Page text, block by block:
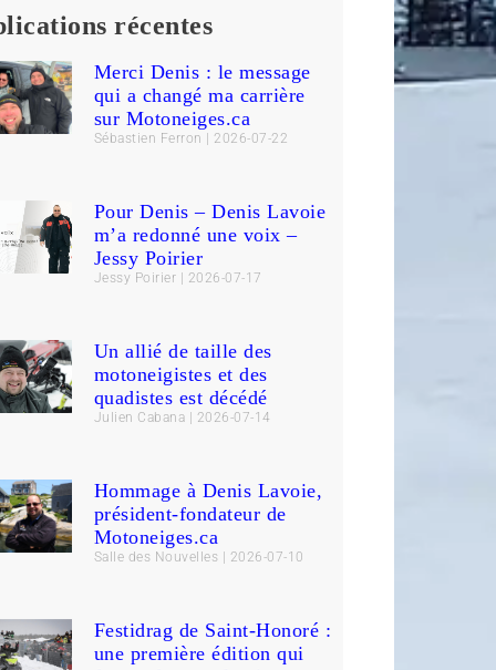
récentes
Merci Denis : le message
qui a changé ma carrière
sur Motoneiges.ca
Sébastien Ferron 2026-07-22
Pour Denis – Denis Lavoie
m’a redonné une voix –
Jessy Poirier
Jessy Poirier 2026-07-17
Un allié de taille des
motoneigistes et des
quadistes est décédé
Julien Cabana 2026-07-14
Hommage à Denis Lavoie,
président-fondateur de
Motoneiges.ca
Salle des Nouvelles 2026-07-10
Festidrag de Saint-Honoré :
une première édition qui